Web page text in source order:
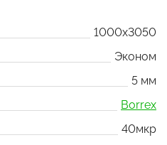
1000x3050
Эконом
5 мм
Borrex
40мкр